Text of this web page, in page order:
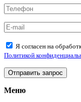
Я согласен на
Политикой
Меню